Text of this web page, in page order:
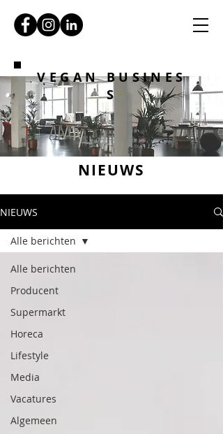
VEGAN BUSINES
S
NIEUWS
NIEUWS
Alle berichten
Producent
Supermarkt
Horeca
Lifestyle
Media
Vacatures
Algemeen
Alle berichten